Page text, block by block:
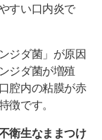
すい口内炎で
ジダ菌」が原因
ジダ菌が増殖
腔内の粘膜が赤
徴です。
衛生なままつけ